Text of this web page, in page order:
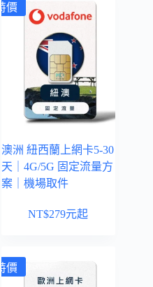
特價
澳洲 紐西蘭上網卡5-30
天｜4G/5G 固定流量方
案｜機場取件
NT$279元起
特價